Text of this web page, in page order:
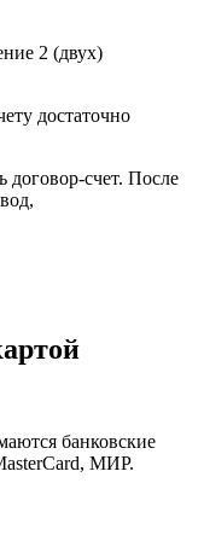
2 (двух)
достаточно
договор-счет. После
банковские
МИР.